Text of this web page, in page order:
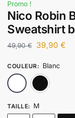
Promo !
Nico Robin
Sweatshirt
49,90€ 39,90 €
COULEUR: Blanc
TAILLE: M